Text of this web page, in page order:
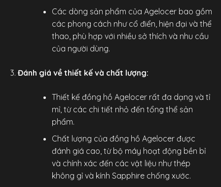
Các dòng sản phẩm của Agelocer bao gồm
các phong cách như cổ điển, hiện đại và thể
thao, phù hợp với nhiều sở thích và nhu cầu
của người dùng.
Đánh giá về thiết kế và chất lượng:
Thiết kế đồng hồ Agelocerrất đa dạng và tỉ
mỉ, từ các chi tiết nhỏ đến tổng thể sản
phẩm.
Chất lượng của đồng hồ Agelocer được
đánh giá cao, từ bộ máy hoạt động bền bỉ
và chính xác đến các vật liệu như thép
không gỉ và kính Sapphire chống xước.